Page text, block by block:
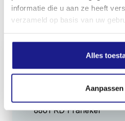
informatie die u aan ze heeft
verzameld op basis van uw
Alles
Aanpassen
Inhoud door
8801 RD Franeker